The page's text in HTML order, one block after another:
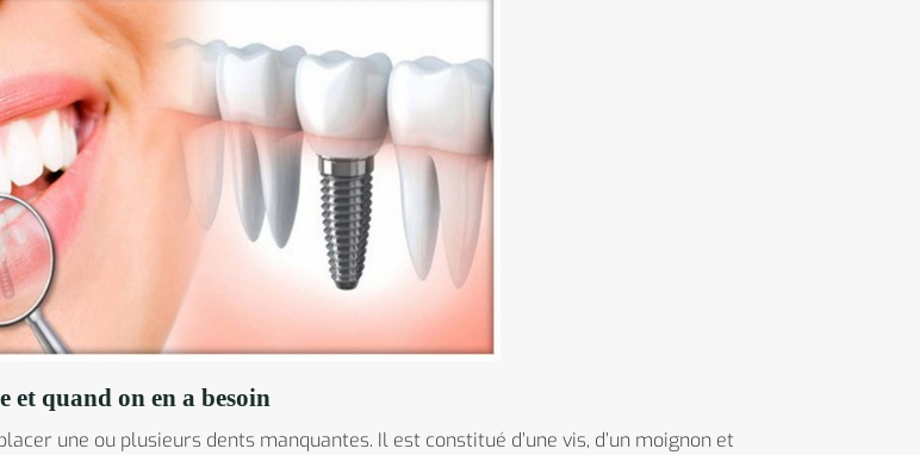
et quand on en a besoin
une ou plusieurs dents manquantes. Il est constitué d’une vis, d’un moignon et